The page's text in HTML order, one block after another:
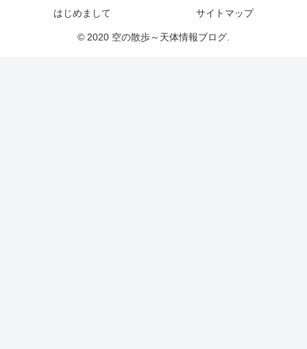
はじめまして
サイトマップ
© 2020 空の散歩～天体情報ブログ.